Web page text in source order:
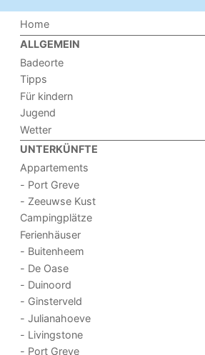
Home
ALLGEMEIN
Badeorte
Tipps
Für kindern
Jugend
Wetter
UNTERKÜNFTE
Appartements
- Port Greve
- Zeeuwse Kust
Campingplätze
Ferienhäuser
- Buitenheem
- De Oase
- Duinoord
- Ginsterveld
- Julianahoeve
- Livingstone
- Port Greve